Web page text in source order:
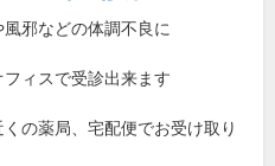
邪などの体調不良に
フィスで受診出来ます
くの薬局、宅配便でお受け取り